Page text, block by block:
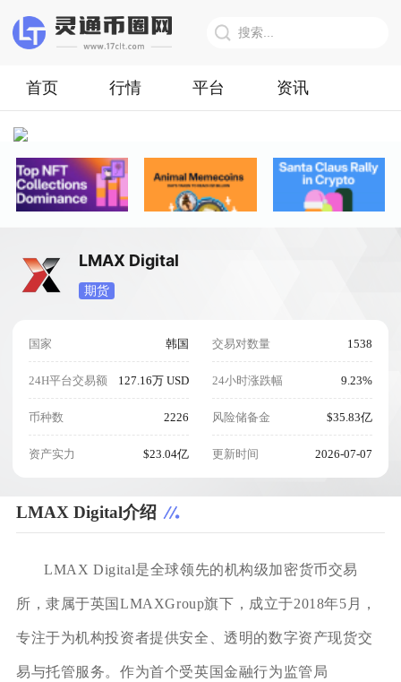
首页 行情 平台 资讯
LMAX Digital
期货
国家 韩国
24H平台交易额 127.16万 USD
币种数 2226
资产实力 $23.04亿
交易对数量 1538
24小时涨跌幅 9.23%
风险储备金 $35.83亿
更新时间 2026-07-07
LMAX Digital介绍
LMAX Digital是全球领先的机构级加密货币交易
所，隶属于英国LMAXGroup旗下，成立于2018年5月，
专注于为机构投资者提供安全、透明的数字资产现货交
易与托管服务。作为首个受英国金融行为监管局